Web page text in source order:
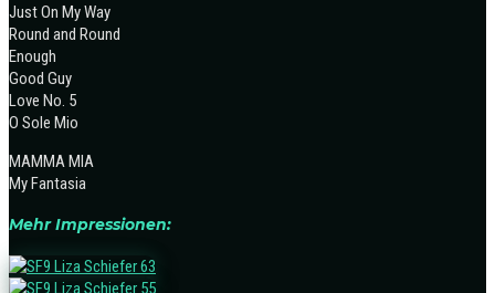
Just On My Way
Round and Round
Enough
Good Guy
Love No. 5
O Sole Mio
MAMMA MIA
My Fantasia
Mehr Impressionen: